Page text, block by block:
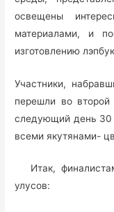
освещены
материалами, и
изготовлению
Участники,
перешли во второй
следующий день 30
всеми якутянами-
Итак,
улусов: